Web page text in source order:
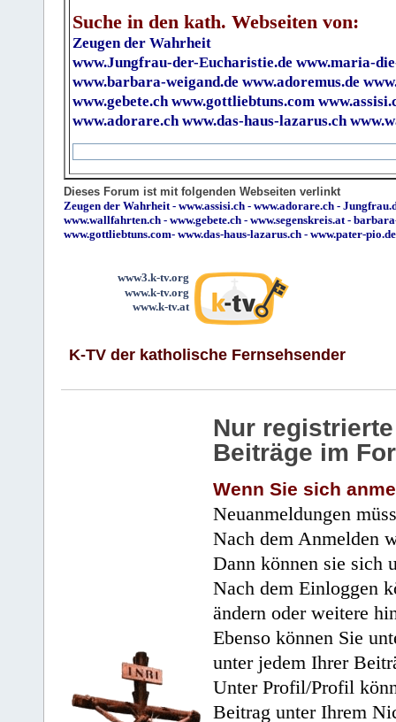
Suche in den kath. Webseiten von:
Zeugen der Wahrheit
www.Jungfrau-der-Eucharistie.de www.maria-
www.barbara-weigand.de www.adoremus.de
www.gebete.ch www.gottliebtuns.com
www.adorare.ch www.das-haus-lazarus.ch
Dieses Forum ist mit folgenden Webseiten verlinkt
Zeugen der Wahrheit - www.assisi.ch - www.adorare.ch -
www.wallfahrten.ch - www.gebete.ch - www.segenskreis.at -
www.gottliebtuns.com- www.das-haus-lazarus.ch - www.pater-pio.de
www3.k-tv.org
www.k-tv.org
www.k-tv.at
K-TV der katholische Fernsehsender
Nur
Beiträge im
Wenn Sie sich
Neuanmeldungen
Nach dem Anmelden
Dann können sie sich
Nach dem Einloggen
ändern oder weitere
Ebenso können Sie
unter jedem Ihrer
Unter Profil/Profil
Beitrag unter Ihrem